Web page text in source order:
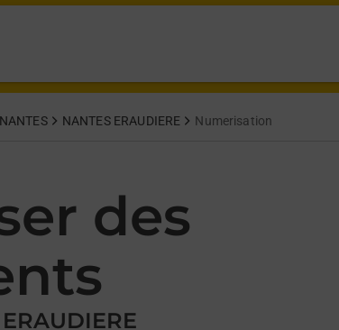
NANTES NANTES ERAUDIERE Numerisation
des